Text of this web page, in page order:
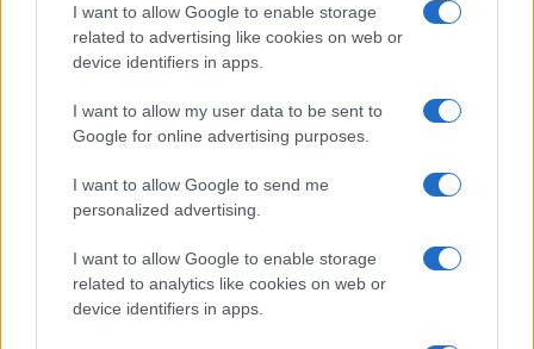
I want to allow Google to enable storage
related to advertising like cookies on web or
device identifiers in apps.
I want to allow my user data to be sent to
Google for online advertising purposes.
I want to allow Google to send me
personalized advertising.
I want to allow Google to enable storage
related to analytics like cookies on web or
device identifiers in apps.
Syndication
Globalist
Globalscience
Globalsport
Culture
Salute
Megachip
GiULia